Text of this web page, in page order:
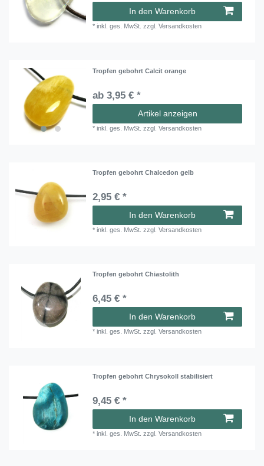
In den Warenkorb
*inkl. ges. MwSt. zzgl.Versandkosten
Tropfen gebohrt Calcit orange
ab 3,95 € *
Artikel anzeigen
*inkl. ges. MwSt. zzgl.Versandkosten
Tropfen gebohrt Chalcedon gelb
2,95 € *
In den Warenkorb
*inkl. ges. MwSt. zzgl.Versandkosten
Tropfen gebohrt Chiastolith
6,45 € *
In den Warenkorb
*inkl. ges. MwSt. zzgl.Versandkosten
Tropfen gebohrt Chrysokoll stabilisiert
9,45 € *
In den Warenkorb
*inkl. ges. MwSt. zzgl.Versandkosten